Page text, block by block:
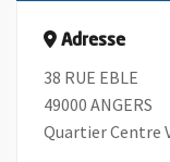
Adresse
38 RUE EBLE
49000 ANGERS
Quartier Centre